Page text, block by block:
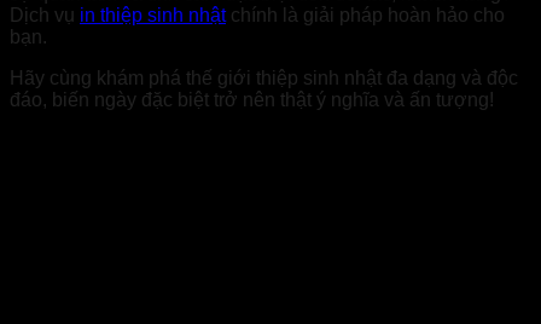
Dịch vụ in thiệp sinh nhậtchính là giải pháp hoàn hảo cho
bạn.
Hãy cùng khám phá thế giới thiệp sinh nhật đa dạng và độc
đáo, biến ngày đặc biệt trở nên thật ý nghĩa và ấn tượng!